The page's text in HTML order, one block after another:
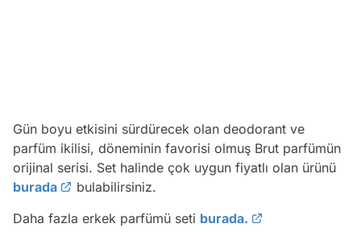
Gün boyu etkisini sürdürecek olan deodorant ve
parfüm ikilisi, döneminin favorisi olmuş Brut parfümün
orijinal serisi. Set halinde çok uygun fiyatlı olan ürünü
burada
bulabilirsiniz.
Daha fazla erkek parfümü seti burada.